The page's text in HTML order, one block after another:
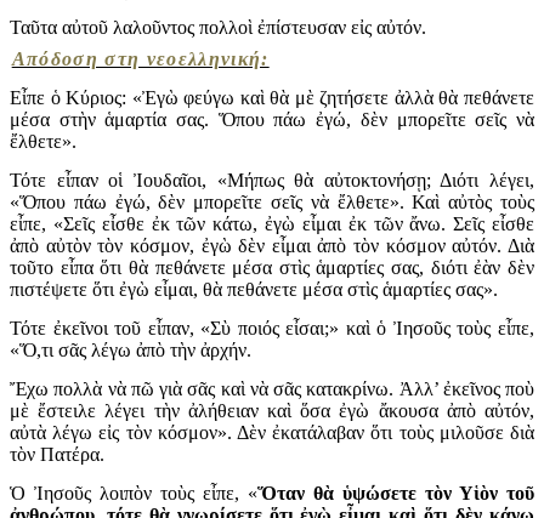
Ταῦτα αὐτοῦ λαλοῦντος πολλοὶ ἐπίστευσαν εἰς αὐτόν.
Απόδοση στη νεοελληνική:
Εἶπε ὁ Κύριος: «Ἐγὼ φεύγω καὶ θὰ μὲ ζητήσετε ἀλλὰ θὰ πεθάνετε
μέσα στὴν ἁμαρτία σας. Ὅπου πάω ἐγώ, δὲν μπορεῖτε σεῖς νὰ
ἔλθετε».
Τότε εἶπαν οἱ Ἰουδαῖοι, «Μήπως θὰ αὐτοκτονήσῃ; Διότι λέγει,
«Ὅπου πάω ἐγώ, δὲν μπορεῖτε σεῖς νὰ ἔλθετε». Καὶ αὐτὸς τοὺς
εἶπε, «Σεῖς εἶσθε ἐκ τῶν κάτω, ἐγὼ εἶμαι ἐκ τῶν ἄνω. Σεῖς εἶσθε
ἀπὸ αὐτὸν τὸν κόσμον, ἐγὼ δὲν εἶμαι ἀπὸ τὸν κόσμον αὐτόν. Διὰ
τοῦτο εἶπα ὅτι θὰ πεθάνετε μέσα στὶς ἁμαρτίες σας, διότι ἐὰν δὲν
πιστέψετε ὅτι ἐγὼ εἶμαι, θὰ πεθάνετε μέσα στὶς ἁμαρτίες σας».
Τότε ἐκεῖνοι τοῦ εἶπαν, «Σὺ ποιός εἶσαι;» καὶ ὁ Ἰησοῦς τοὺς εἶπε,
«Ὅ,τι σᾶς λέγω ἀπὸ τὴν ἀρχήν.
Ἔχω πολλὰ νὰ πῶ γιὰ σᾶς καὶ νὰ σᾶς κατακρίνω. Ἀλλ’ ἐκεῖνος ποὺ
μὲ ἔστειλε λέγει τὴν ἀλήθειαν καὶ ὅσα ἐγὼ ἄκουσα ἀπὸ αὐτόν,
αὐτὰ λέγω εἰς τὸν κόσμον». Δὲν ἐκατάλαβαν ὅτι τοὺς μιλοῦσε διὰ
τὸν Πατέρα.
Ὁ Ἰησοῦς λοιπὸν τοὺς εἶπε, «Ὅταν θὰ ὑψώσετε τὸν Υἱὸν τοῦ